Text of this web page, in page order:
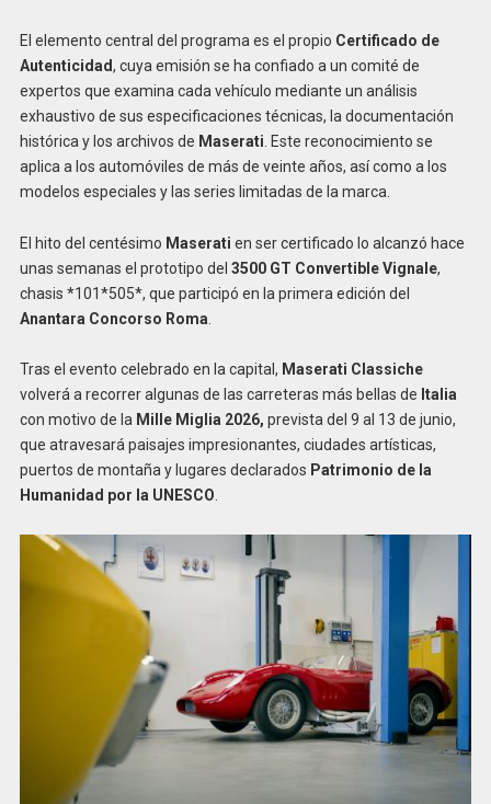
El elemento central del programa es el propio Certificado de
Autenticidad, cuya emisión se ha confiado a un comité de
expertos que examina cada vehículo mediante un análisis
exhaustivo de sus especificaciones técnicas, la documentación
histórica y los archivos de Maserati . Este reconocimiento se
aplica a los automóviles de más de veinte años, así como a los
modelos especiales y las series limitadas de la marca.
El hito del centésimo Maserati en ser certificado lo alcanzó hace
unas semanas el prototipo del 3500 GT Convertible Vignale,
chasis *101*505*, que participó en la primera edición del
Anantara Concorso Roma
Tras el evento celebrado en la capital, Maserati Classiche
volverá a recorrer algunas de las carreteras más bellas de Italia
con motivo de la Mille Miglia 2026, prevista del 9 al 13 de junio,
que atravesará paisajes impresionantes, ciudades artísticas,
puertos de montaña y lugares declarados Patrimonio de la
Humanidad por la UNESCO.